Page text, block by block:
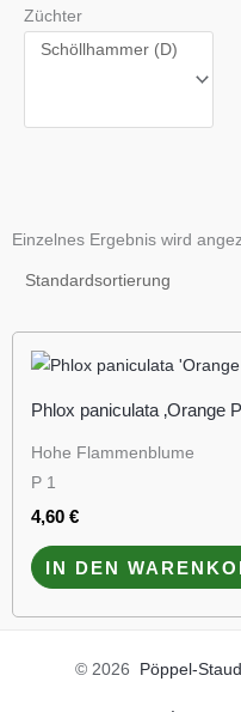
Züchter
Einzelnes Ergebnis wird
Phlox paniculata ‚Orange
Hohe Flammenblume
P 1
4,60 €
IN DEN
© 2026 Pöppel-